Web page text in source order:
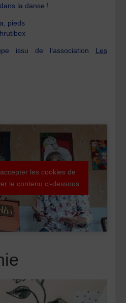
la danse !
pieds
issu de l’association Les
les cookies de
le contenu ci-dessous